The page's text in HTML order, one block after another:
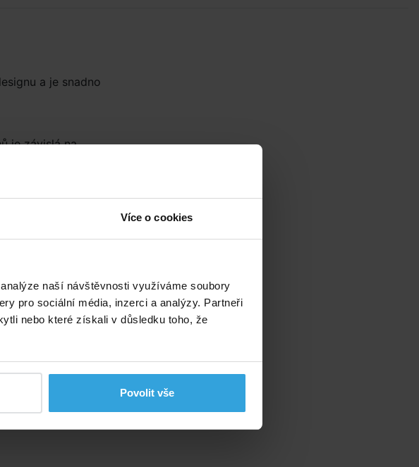
Více o cookies
naší návštěvnosti využíváme soubory
pro sociální média, inzerci a analýzy. Partneři
nebo které získali v důsledku toho, že
Povolit vše
a je snadno
je závislá na